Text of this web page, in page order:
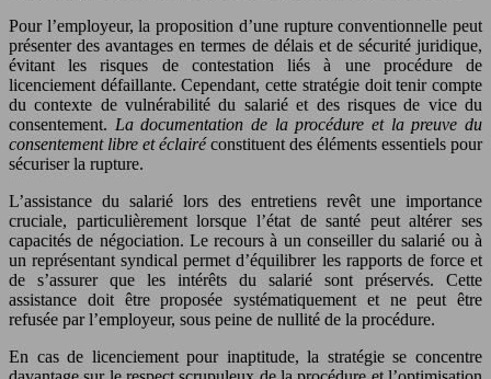
Pour l’employeur, la proposition d’une rupture conventionnelle peut
présenter des avantages en termes de délais et de sécurité juridique,
évitant les risques de contestation liés à une procédure de
licenciement défaillante. Cependant, cette stratégie doit tenir compte
du contexte de vulnérabilité du salarié et des risques de vice du
consentement. La documentation de la procédure et la preuve du
consentement libre et éclairéconstituent des éléments essentiels pour
sécuriser la rupture.
L’assistance du salarié lors des entretiens revêt une importance
cruciale, particulièrement lorsque l’état de santé peut altérer ses
capacités de négociation. Le recours à un conseiller du salarié ou à
un représentant syndical permet d’équilibrer les rapports de force et
de s’assurer que les intérêts du salarié sont préservés. Cette
assistance doit être proposée systématiquement et ne peut être
refusée par l’employeur, sous peine de nullité de la procédure.
En cas de licenciement pour inaptitude, la stratégie se concentre